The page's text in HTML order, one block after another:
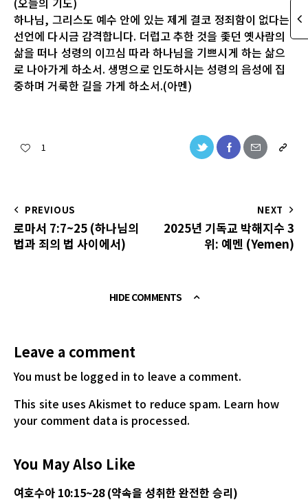
하나님, 그리스도 예수 안에 있는 제게 결코 정죄함이 없다는
선언에 다시금 감격합니다. 더럽고 추한 것을 좇던 옛사람의
삶을 떠나 성령의 이끄심 따라 하나님을 기쁘시게 하는 삶으
로 나아가게 하소서. 생명으로 인도하시는 성령의 음성에 집
중하며 거룩한 길을 가게 하소서.(아멘)
1
PREVIOUS
로마서 7:7~25 (하나님의
법과 죄의 법 사이에서)
NEXT
2025년 기독교 박해지수 3
위: 예멘 (Yemen)
HIDE COMMENTS
Leave a comment
You must be logged in to leave a comment.
This site uses Akismet to reduce spam. Learn how
your comment data is processed.
You May Also Like
여호수아 10:15~28 (약속을 성취한 완전한 승리)